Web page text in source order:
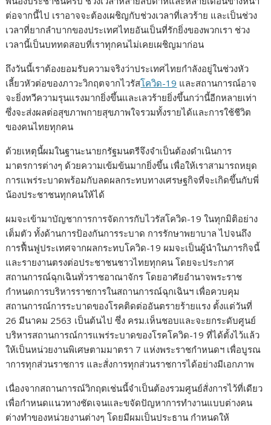
ต่อจากนี้ไป เราอาจจะต้องเผชิญกับช่วงเวลาที่เลวร้าย และเป็นช่วง
เวลาที่ยากลำบากของประเทศไทยอันเป็นที่รักยิ่งของพวกเรา ช่วง
เวลานี้เป็นบททดสอบที่เราทุกคนไม่เคยเผชิญมาก่อน
ถึงวันนี้เราต้องยอมรับความจริงว่าประเทศไทยกำลังอยู่ในช่วงหัว
เลี้ยวหัวต่อของภาวะวิกฤตจากไวรัสโควิด-19 และสถานการณ์อาจ
จะยิ่งทวีความรุนแรงมากยิ่งขึ้นและเลวร้ายยิ่งขึ้นกว่านี้อีกหลายเท่า
ซึ่งจะส่งผลต่อสุขภาพกายสุขภาพใจรวมทั้งรายได้และการใช้ชีวิต
ของคนไทยทุกคน
ด้วยเหตุนี้ผมในฐานะนายกรัฐมนตรีจึงจำเป็นต้องดำเนินการ
มาตรการต่างๆ ด้วยความเข้มข้นมากยิ่งขึ้น เพื่อให้เราสามารถหยุด
การแพร่ระบาดพร้อมกับลดผลกระทบทางเศรษฐกิจที่จะเกิดขึ้นกับพี่
น้องประชาชนทุกคนให้ได้
ผมจะเข้ามาบัญชาการการจัดการกับไวรัสโควิด-19 ในทุกมิติอย่าง
เต็มตัว ทั้งด้านการป้องกันการระบาด การรักษาพยาบาล ไปจนถึง
การฟื้นฟูประเทศจากผลกระทบโควิด-19 ผมจะเป็นผู้นำในภารกิจนี้
และรายงานตรงต่อประชาชนชาวไทยทุกคน โดยจะประกาศ
สถานการณ์ฉุกเฉินทั่วราชอาณาจักร โดยอาศัยอำนาจพระราช
กำหนดการบริหารราชการในสถานการณ์ฉุกเฉินฯ เพื่อควบคุม
สถานการณ์การระบาดของโรคติดต่ออันตรายร้ายแรง ตั้งแต่วันที่
26 มีนาคม 2563 เป็นต้นไป ซึ่ง ครม.เห็นชอบและจะยกระดับศูนย์
บริหารสถานการณ์การแพร่ระบาดของโรคโควิด-19 ที่ได้ตั้งไว้แล้ว
ให้เป็นหน่วยงานพิเศษตามมาตรา 7 แห่งพระราชกำหนดฯ เพื่อบูรณ
าการทุกส่วนราชการ และสั่งการทุกส่วนราชการได้อย่างมีเอกภาพ
เนื่องจากสถานการณ์วิกฤตเช่นนี้จำเป็นต้องรวมศูนย์สั่งการไว้ที่เดียว
เพื่อกำหนดแนวทางชัดเจนและขจัดปัญหาการทำงานแบบต่างคน
ต่างทำของหน่วยงานต่างๆ โดยมีผมเป็นประธาน กำหนดให้